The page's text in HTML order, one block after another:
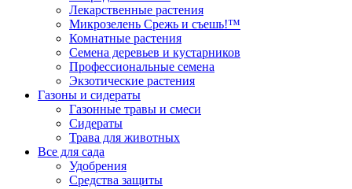
Лекарственные растения
Микрозелень Срежь и съешь!™
Комнатные растения
Семена деревьев и кустарников
Профессиональные семена
Экзотические растения
Газоны и сидераты
Газонные травы и смеси
Сидераты
Трава для животных
Все для сада
Удобрения
Средства защиты